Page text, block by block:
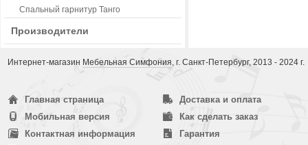
Спальный гарнитур Танго
Производители
Интернет-магазин Мебельная Симфония, г. Санкт-Петербург, 2013 - 2024 г.
Главная страница
Мобильная версия
Контактная информация
Доставка и оплата
Как сделать заказ
Гарантия